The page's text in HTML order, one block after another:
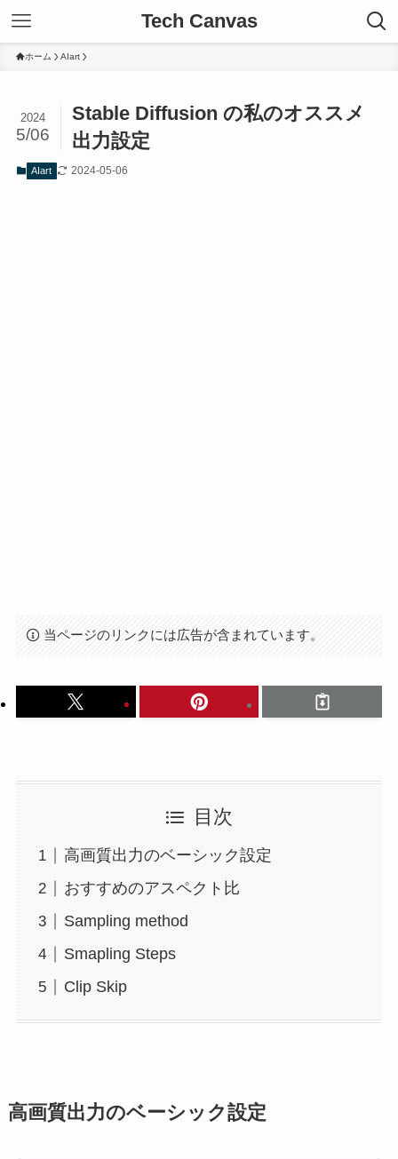
Tech Canvas
ホーム AIart
Stable Diffusion の私のオススメ
出力設定
2024
5/06
AIart 2024-05-06
当ページのリンクには広告が含まれています。
目次
高画質出力のベーシック設定
おすすめのアスペクト比
Sampling method
Smapling Steps
Clip Skip
高画質出力のベーシック設定